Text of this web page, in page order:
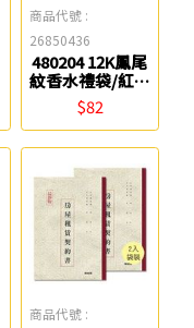
商品代號 :
26850436
480204 12K鳳尾
紋香水禮袋/紅包
袋(50入) 聯合紙
品
$82
商品代號 :